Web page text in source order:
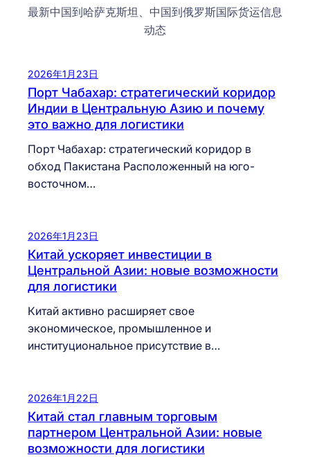
最新中国到哈萨克斯坦、中国到俄罗斯国际货运信息
动态
2026年1月23日
Порт Чабахар: стратегический коридор
Индии в Центральную Азию и почему
это важно для логистики
Порт Чабахар: стратегический коридор в
обход Пакистана Расположенный на юго-
восточном…
2026年1月23日
Китай ускоряет инвестиции в
Центральной Азии: новые возможности
для логистики
Китай активно расширяет свое
экономическое, промышленное и
институциональное присутствие в…
2026年1月22日
Китай стал главным торговым
партнером Центральной Азии: новые
возможности для логистики